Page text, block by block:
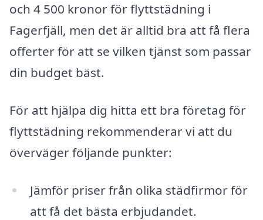
och 4 500 kronor för flyttstädning i
Fagerfjäll, men det är alltid bra att få flera
offerter för att se vilken tjänst som passar
din budget bäst.
För att hjälpa dig hitta ett bra företag för
flyttstädning rekommenderar vi att du
överväger följande punkter:
Jämför priser från olika städfirmor för
att få det bästa erbjudandet.